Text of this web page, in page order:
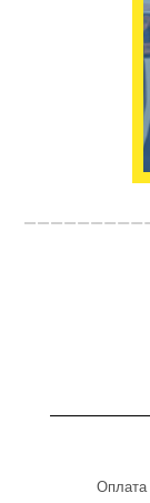
Оплата